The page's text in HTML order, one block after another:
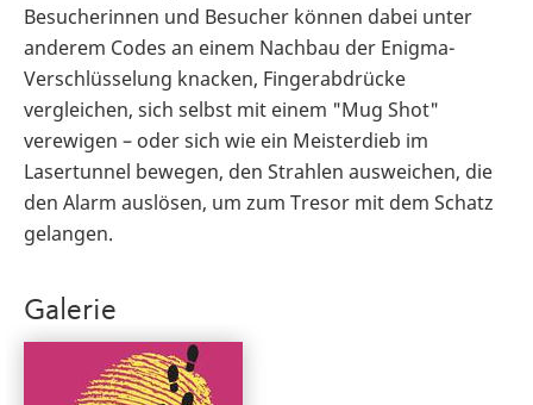
Besucherinnen und Besucher können dabei unter
anderem Codes an einem Nachbau der Enigma-
Verschlüsselung knacken, Fingerabdrücke
vergleichen, sich selbst mit einem "Mug Shot"
verewigen – oder sich wie ein Meisterdieb im
Lasertunnel bewegen, den Strahlen ausweichen, die
den Alarm auslösen, um zum Tresor mit dem Schatz
gelangen.
Galerie